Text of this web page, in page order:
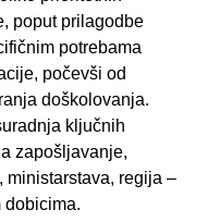
poput prilagodbe
potrebama
počevši od
doškolovanja.
ključnih
zapošljavanje,
ministarstava, regija –
dobicima.